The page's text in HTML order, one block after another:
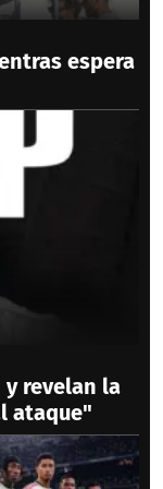
espera
revelan la
ataque"